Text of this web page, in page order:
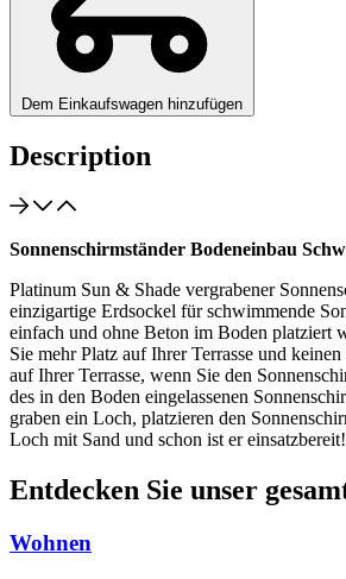
Dem Einkaufswagen hinzufügen
Description
Sonnenschirmständer Bodeneinbau
Platinum Sun & Shade vergrabener
einzigartige Erdsockel für schwimmende
einfach und ohne Beton im Boden platziert
Sie mehr Platz auf Ihrer Terrasse und
auf Ihrer Terrasse, wenn Sie den
des in den Boden eingelassenen
graben ein Loch, platzieren den
Loch mit Sand und schon ist er einsatzbereit!
Entdecken Sie unser
Wohnen